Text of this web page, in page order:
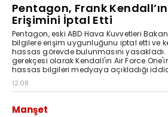
Pentagon, Frank
Erişimini İptal Etti
Pentagon, eski ABD Hava Kuvvetleri
bilgilere erişim uygunluğunu iptal etti ve
hassas görevde bulunmasını yasakladı.
gerekçesi olarak Kendall'ın Air Force
hassas bilgileri medyaya açıkladığı
12:08
Manşet